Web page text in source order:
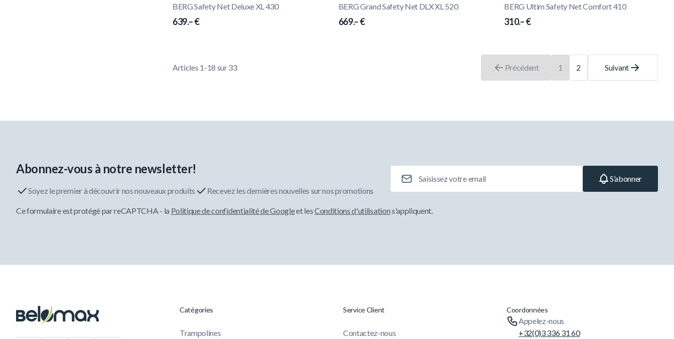
BERG Safety Net Deluxe XL 430
639.– €
BERG Grand Safety Net DLX XL 520
669.– €
BERG Ultim Safety Net Comfort 410
310.– €
Articles 1-18 sur33 Précédent
Vous lisez actuellement la page
1
Page
2 Suivant
Abonnez-vous à notre newsletter!
Soyez le premier à découvrir nos nouveaux produits Recevez les dernières nouvelles sur nos promotions
S’abonner
Ce formulaire est protégé par reCAPTCHA - la Politique de confidentialité de Googleet lesConditions d'utilisations'appliquent.
Catégories
Trampolines
Service Client
Contactez-nous
Coordonnées
Appelez-nous
+32(0)3 336 31 60